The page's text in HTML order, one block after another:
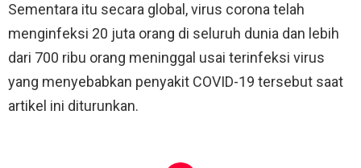
Sementara itu secara global, virus corona telah
menginfeksi 20 juta orang di seluruh dunia dan lebih
dari 700 ribu orang meninggal usai terinfeksi virus
yang menyebabkan penyakit COVID-19 tersebut saat
artikel ini diturunkan.